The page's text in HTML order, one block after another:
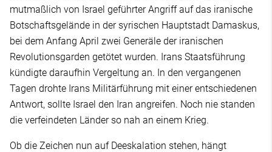
mutmaßlich von Israel geführter Angriff auf das iranische
Botschaftsgelände in der syrischen Hauptstadt Damaskus,
bei dem Anfang April zwei Generäle der iranischen
Revolutionsgarden getötet wurden. Irans Staatsführung
kündigte daraufhin Vergeltung an. In den vergangenen
Tagen drohte Irans Militärführung mit einer entschiedenen
Antwort, sollte Israel den Iran angreifen. Noch nie standen
die verfeindeten Länder so nah an einem Krieg.
Ob die Zeichen nun auf Deeskalation stehen, hängt